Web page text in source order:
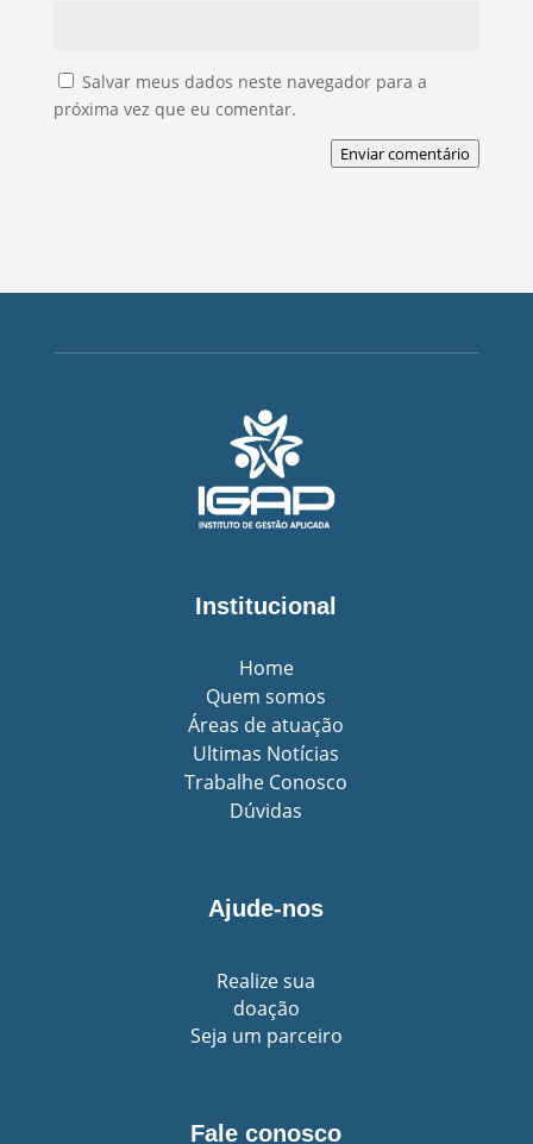
Salvar meus dados neste navegador para a
próxima vez que eu comentar.
Enviar comentário
Institucional
Home
Quem somos
Áreas de atuação
Ultimas Notícias
Trabalhe Conosco
Dúvidas
Ajude-nos
Realize sua
doação
Seja um parceiro
Fale conosco